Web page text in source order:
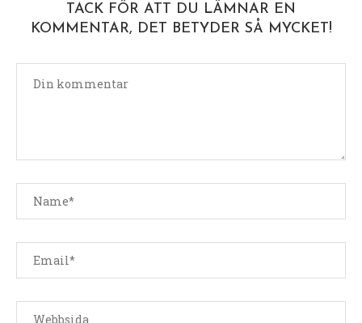
TACK FÖR ATT DU LÄMNAR EN
KOMMENTAR, DET BETYDER SÅ MYCKET!